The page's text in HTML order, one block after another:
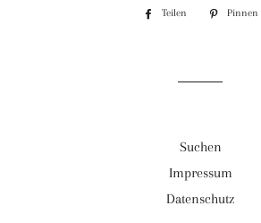
Teilen
Auf
Pinnen
Suchen
Impressum
Datenschutz